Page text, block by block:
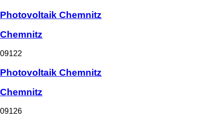
Photovoltaik Chemnitz
Chemnitz
09122
Photovoltaik Chemnitz
Chemnitz
09126